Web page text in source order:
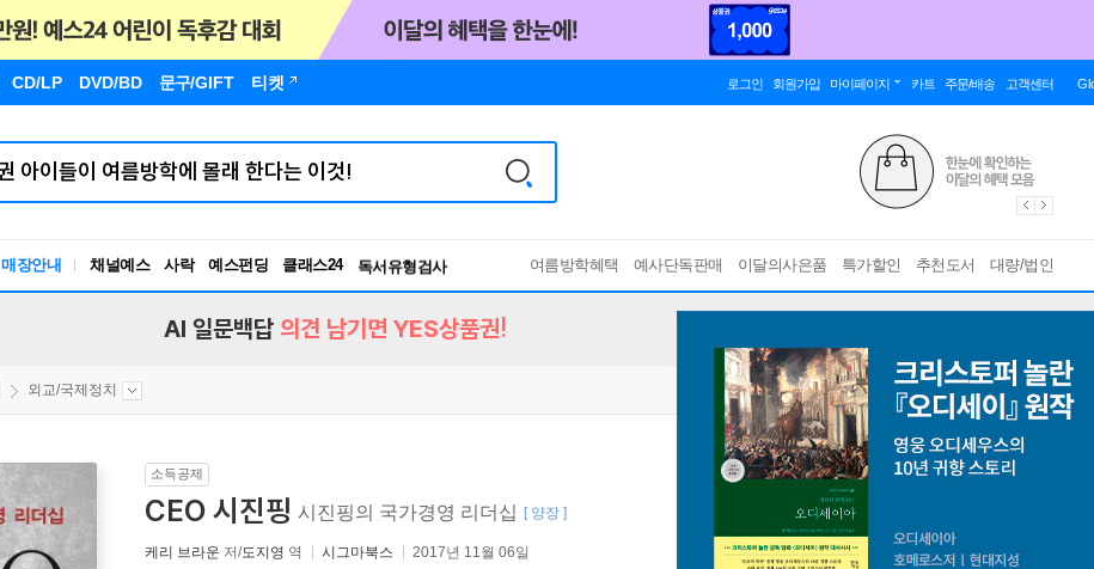
CD/LP DVD/BD 문구/GIFT 티켓 로그인 회원가입 마이페이지 카트 주문/배송 고객센터
매장안내 채널예스 사락 예스펀딩 클래스24
독서유형검사
RBTI Lab
여름방학혜택 예사단독판매 이달의사은품 특가할인 추천도서 대량/법인
AI 일문백답 의견 남기면 YES상품권!
외교/국제정치
소득공제
CEO 시진핑 시진핑의 국가경영 리더십 [ 양장 ]
케리 브라운 저/도지영 역 시그마북스 2017년 11월 06일